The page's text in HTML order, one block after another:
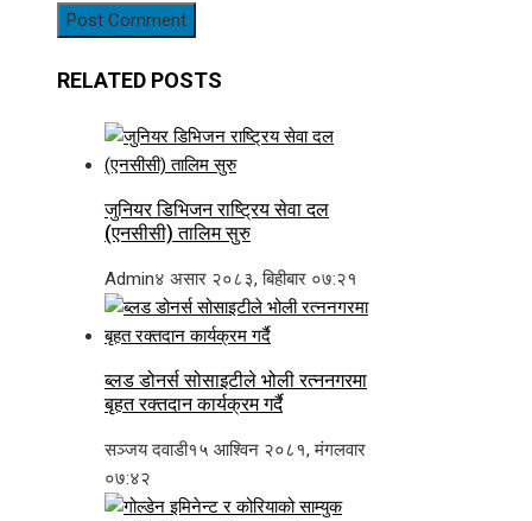
RELATED POSTS
जुनियर डिभिजन राष्ट्रिय सेवा दल
(एनसीसी) तालिम सुरु
Admin४ असार २०८३, बिहीबार ०७:२१
ब्लड डोनर्स सोसाइटीले भोली रत्ननगरमा
बृहत रक्तदान कार्यक्रम गर्दै
सञ्जय दवाडी१५ आश्विन २०८१, मंगलवार
०७:४२